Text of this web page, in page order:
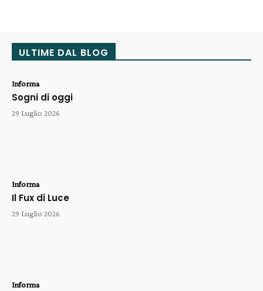
ULTIME DAL BLOG
Informa
Sogni di oggi
29 Luglio 2026
Informa
Il Fux di Luce
29 Luglio 2026
Informa